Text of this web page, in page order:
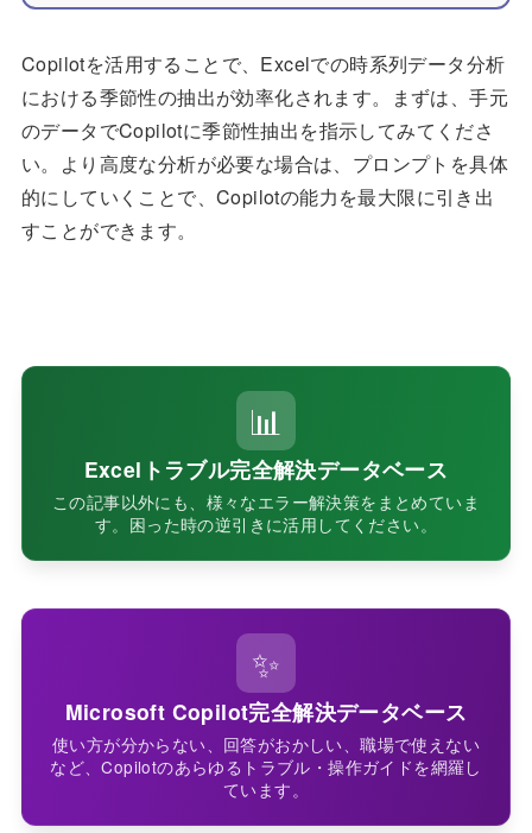
Copilotを活用することで、Excelでの時系列データ分析
における季節性の抽出が効率化されます。まずは、手元
のデータでCopilotに季節性抽出を指示してみてくださ
い。より高度な分析が必要な場合は、プロンプトを具体
的にしていくことで、Copilotの能力を最大限に引き出
すことができます。
📊
Excelトラブル完全解決データベース
この記事以外にも、様々なエラー解決策をまとめていま
す。困った時の逆引きに活用してください。
✨
Microsoft Copilot完全解決データベース
使い方が分からない、回答がおかしい、職場で使えない
など、Copilotのあらゆるトラブル・操作ガイドを網羅し
ています。